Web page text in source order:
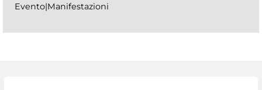
Evento|Manifestazioni